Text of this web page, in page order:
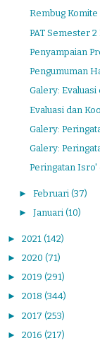
Rembug Komite
PAT Semester 2
Penyampaian
Pengumuman
Galery:
Evaluasi dan
Galery:
Galery:
Peringatan Isro'
► Februari (37)
► Januari (10)
► 2021 (142)
► 2020 (71)
► 2019 (291)
► 2018 (344)
► 2017 (253)
► 2016 (217)